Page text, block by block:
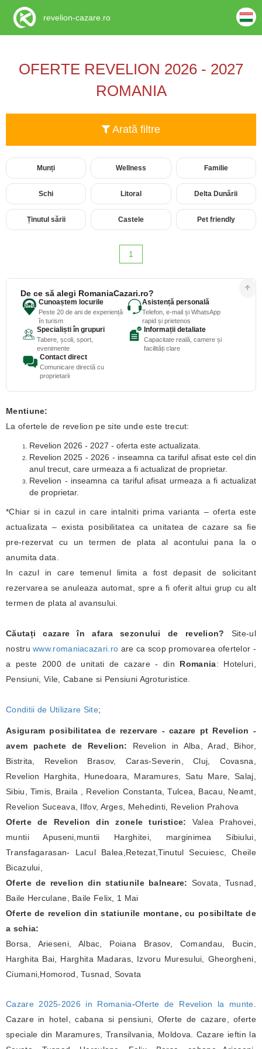
OFERTE REVELION 2026 - 2027
ROMANIA
Arată filtre
Munți Wellness Familie
Schi Litoral Delta Dunării
Ținutul sării Castele Pet friendly
1
De ce să alegi RomaniaCazari.ro?
Cunoaștem locurile
Peste 20 de ani de experiență
în turism
Asistență personală
Telefon, e-mail și WhatsApp
rapid și prietenos
Specialiști în grupuri
Tabere, școli, sport,
evenimente
Informații detaliate
Capacitate reală, camere și
facilități clare
Contact direct
Comunicare directă cu
proprietarii
Mentiune:
La ofertele de revelion pe site unde este trecut:
Revelion 2026 - 2027 - oferta este actualizata.
Revelion 2025 - 2026 - inseamna ca tariful afisat este cel din
anul trecut, care urmeaza a fi actualizat de proprietar.
Revelion - inseamna ca tariful afisat urmeaza a fi actualizat
de proprietar.
*Chiar si in cazul in care intalniti prima varianta – oferta este
actualizata – exista posibilitatea ca unitatea de cazare sa fie
pre-rezervat cu un termen de plata al acontului pana la o
anumita data.
In cazul in care temenul limita a fost depasit de solicitant
rezervarea se anuleaza automat, spre a fi oferit altui grup cu alt
termen de plata al avansului.
Căutați cazare în afara sezonului de revelion? Site-ul
nostruwww.romaniacazari.ro are ca scop promovarea ofertelor -
a peste 2000 de unitati de cazare - din Romania: Hoteluri,
Pensiuni, Vile, Cabane si Pensiuni Agroturistice.
Conditii de Utilizare Site;
Asiguram posibilitatea de rezervare - cazare pt Revelion -
avem pachete de Revelion: Revelion in Alba, Arad, Bihor,
Bistrita, Revelion Brasov, Caras-Severin, Cluj, Covasna,
Revelion Harghita, Hunedoara, Maramures, Satu Mare, Salaj,
Sibiu, Timis, Braila , Revelion Constanta, Tulcea, Bacau, Neamt,
Revelion Suceava, Ilfov, Arges, Mehedinti, Revelion Prahova
Oferte de Revelion din zonele turistice: Valea Prahovei,
muntii Apuseni,muntii Harghitei, marginimea Sibiului,
Transfagarasan- Lacul Balea,Retezat,Tinutul Secuiesc, Cheile
Bicazului,
Oferte de revelion din statiunile balneare: Sovata, Tusnad,
Baile Herculane, Baile Felix, 1 Mai
Oferte de revelion din statiunile montane, cu posibiltate de
a schia:
Borsa, Arieseni, Albac, Poiana Brasov, Comandau, Bucin,
Harghita Bai, Harghita Madaras, Izvoru Muresului, Gheorgheni,
Ciumani,Homorod, Tusnad, Sovata
Cazare 2025-2026 in Romania-Oferte de Revelion la munte
Cazare in hotel, cabana si pensiuni, Oferte de cazare, oferte
speciale din Maramures, Transilvania, Moldova. Cazare ieftin la
revelion-cazare.ro